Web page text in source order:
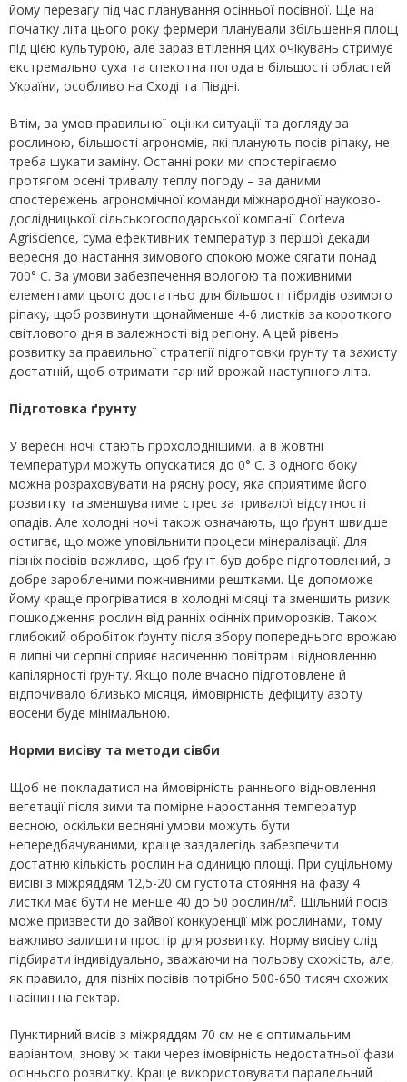
йому перевагу під час планування осінньої посівної. Ще на
початку літа цього року фермери планували збільшення площ
під цією культурою, але зараз втілення цих очікувань стримує
екстремально суха та спекотна погода в більшості областей
України, особливо на Сході та Півдні.
Втім, за умов правильної оцінки ситуації та догляду за
рослиною, більшості агрономів, які планують посів ріпаку, не
треба шукати заміну. Останні роки ми спостерігаємо
протягом осені тривалу теплу погоду – за даними
спостережень агрономічної команди міжнародної науково-
дослідницької сільськогосподарської компанії Corteva
Agriscience, сума ефективних температур з першої декади
вересня до настання зимового спокою може сягати понад
700° С. За умови забезпечення вологою та поживними
елементами цього достатньо для більшості гібридів озимого
ріпаку, щоб розвинути щонайменше 4-6 листків за короткого
світлового дня в залежності від регіону. А цей рівень
розвитку за правильної стратегії підготовки ґрунту та захисту
достатній, щоб отримати гарний врожай наступного літа.
Підготовка ґрунту
У вересні ночі стають прохолоднішими, а в жовтні
температури можуть опускатися до 0° С. З одного боку
можна розраховувати на рясну росу, яка сприятиме його
розвитку та зменшуватиме стрес за тривалої відсутності
опадів. Але холодні ночі також означають, що ґрунт швидше
остигає, що може уповільнити процеси мінералізації. Для
пізніх посівів важливо, щоб ґрунт був добре підготовлений, з
добре заробленими пожнивними рештками. Це допоможе
йому краще прогріватися в холодні місяці та зменшить ризик
пошкодження рослин від ранніх осінніх приморозків. Також
глибокий обробіток ґрунту після збору попереднього врожаю
в липні чи серпні сприяє насиченню повітрям і відновленню
капілярності ґрунту. Якщо поле вчасно підготовлене й
відпочивало близько місяця, ймовірність дефіциту азоту
восени буде мінімальною.
Норми висіву та методи сівби
Щоб не покладатися на ймовірність раннього відновлення
вегетації після зими та помірне наростання температур
весною, оскільки весняні умови можуть бути
непередбачуваними, краще заздалегідь забезпечити
достатню кількість рослин на одиницю площі. При суцільному
висіві з міжряддям 12,5-20 см густота стояння на фазу 4
листки має бути не менше 40 до 50 рослин/м². Щільний посів
може призвести до зайвої конкуренції між рослинами, тому
важливо залишити простір для розвитку. Норму висіву слід
підбирати індивідуально, зважаючи на польову схожість, але,
як правило, для пізніх посівів потрібно 500-650 тисяч схожих
насінин на гектар.
Пунктирний висів з міжряддям 70 см не є оптимальним
варіантом, знову ж таки через імовірність недостатньої фази
осіннього розвитку. Краще використовувати паралельний